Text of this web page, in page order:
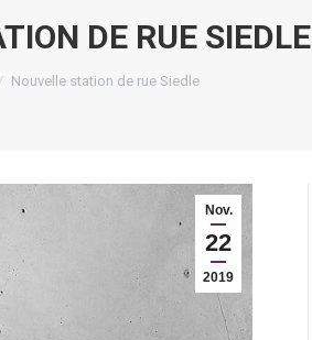
DE RUE SIEDLE
hier:
Nouvelle station de rue Siedle
Nov.
22
2019